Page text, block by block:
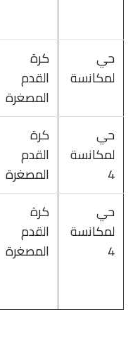
حي
لمكانسة
كرة
القدم
المصغرة
حي
لمكانسة
4
كرة
القدم
المصغرة
حي
لمكانسة
4
كرة
القدم
المصغرة